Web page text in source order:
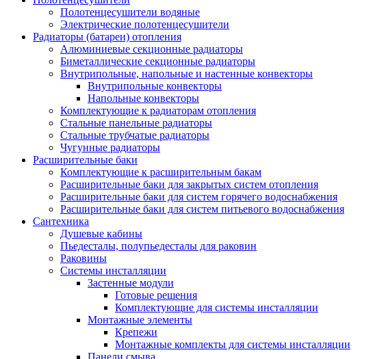
Полотенцесушители водяные
Электрические полотенцесушители
Радиаторы (батареи) отопления
Алюминиевые секционные радиаторы
Биметаллические секционные радиаторы
Внутрипольные, напольные и настенные конвекторы
Внутрипольные конвекторы
Напольные конвекторы
Комплектующие к радиаторам отопления
Стальные панельные радиаторы
Стальные трубчатые радиаторы
Чугунные радиаторы
Расширительные баки
Комплектующие к расширительным бакам
Расширительные баки для закрытых систем отопления
Расширительные баки для систем горячего водоснабжения
Расширительные баки для систем питьевого водоснабжения
Сантехника
Душевые кабины
Пьедесталы, полупьедесталы для раковин
Раковины
Системы инсталляции
Застенные модули
Готовые решения
Комплектующие для системы инсталляции
Монтажные элементы
Крепежи
Монтажные комплекты для системы инсталляции
Панели смыва